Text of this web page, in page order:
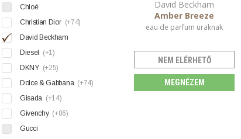
Chloé
Christian Dior (+74)
David Beckham
Diesel
(+1)
DKNY (+25)
Dolce & Gabbana (+74)
Gisada (+14)
Givenchy (+86)
Gucci
David Beckham
Amber Breeze
eau de parfum uraknak
NEM ELÉRHETŐ
MEGNÉZEM